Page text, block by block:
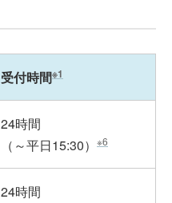
受付時間※1
24時間
（～平日15:30） ※6
24時間